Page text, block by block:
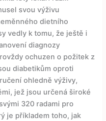
svou výživu
dietního
vedly k tomu, že ještě i
diagnozy
ochuzen o požitek z
diabetikům oproti
ohledně výživy,
jež jsou určená široké
320 radami pro
je příkladem toho, jak